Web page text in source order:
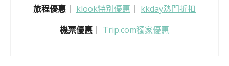
旅程優惠
klook特別優惠
kkday熱門折扣
機票優惠
Trip.com獨家優惠